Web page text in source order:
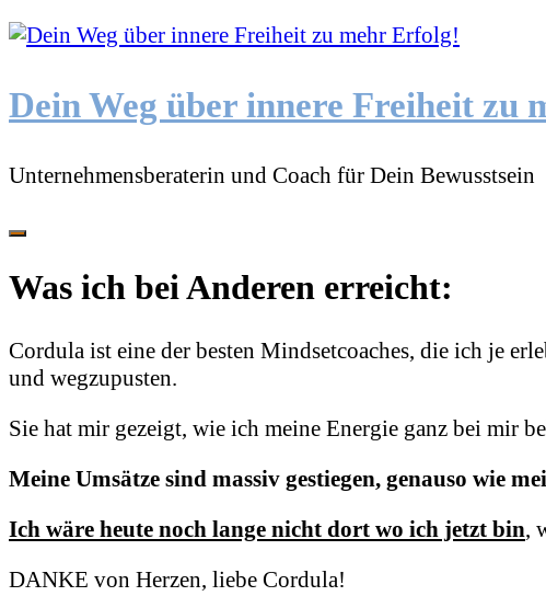
Dein Weg über innere Freiheit zu
Unternehmensberaterin und Coach für Dein Bewusstsein
Was ich bei Anderen erreicht:
Cordula ist eine der besten Mindsetcoaches, die ich je
und wegzupusten.
Sie hat mir gezeigt, wie ich meine Energie ganz bei mir
Meine Umsätze sind massiv gestiegen, genauso wie
Ich wäre heute noch lange nicht dort wo ich jetzt bin,
DANKE von Herzen, liebe Cordula!